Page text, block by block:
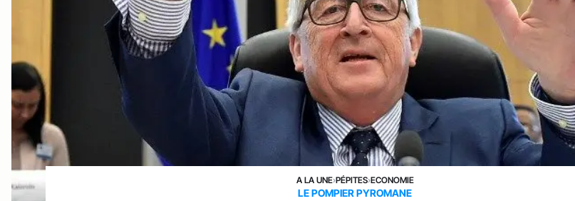
A LA UNE›PÉPITES›ECONOMIE
LE POMPIER PYROMANE